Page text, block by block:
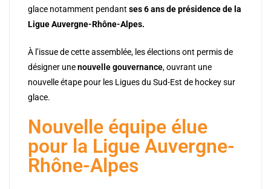
glace notamment pendant ses 6 ans de présidence de la
Ligue Auvergne-Rhône-Alpes.
À l’issue de cette assemblée, les élections ont permis de
désigner unenouvelle gouvernance, ouvrant une
nouvelle étape pour les Ligues du Sud-Est de hockey sur
glace.
Nouvelle équipe élue
pour la Ligue Auvergne-
Rhône-Alpes